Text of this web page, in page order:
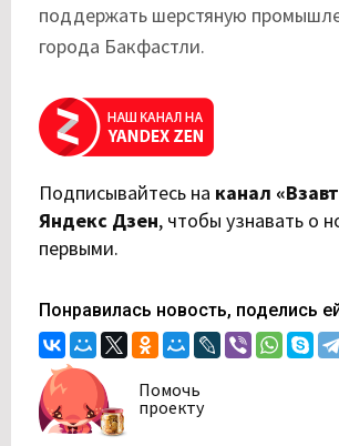
поддержать шерстяную
города Бакфастли.
Подписывайтесь на канал
Яндекс Дзен, чтобы узнавать о
первыми.
Понравилась новость, поделись
Помочь
проекту